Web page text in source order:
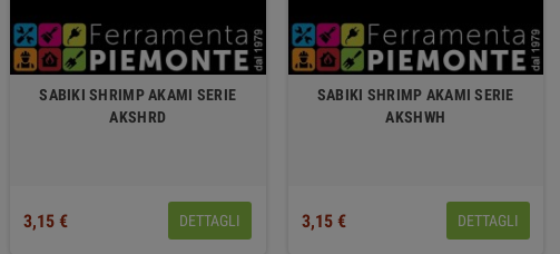
SABIKI SHRIMP AKAMI SERIE
AKSHRD
3,15 € DETTAGLI
SABIKI SHRIMP AKAMI SERIE
AKSHWH
3,15 € DETTAGLI